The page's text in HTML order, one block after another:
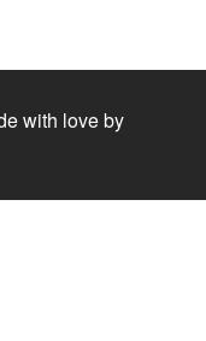
with love by